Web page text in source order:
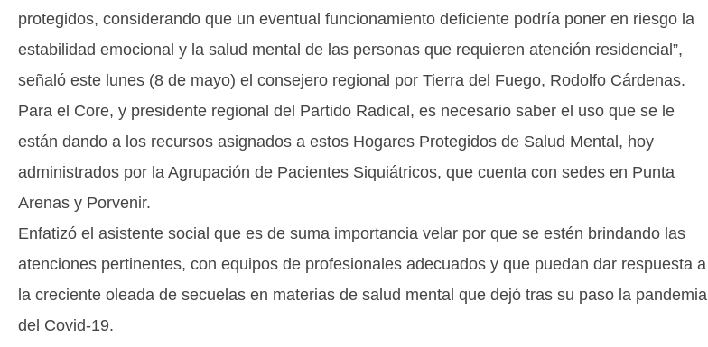
protegidos, considerando que un eventual funcionamiento deficiente podría poner en riesgo la
estabilidad emocional y la salud mental de las personas que requieren atención residencial”,
señaló este lunes (8 de mayo) el consejero regional por Tierra del Fuego, Rodolfo Cárdenas.
Para el Core, y presidente regional del Partido Radical, es necesario saber el uso que se le
están dando a los recursos asignados a estos Hogares Protegidos de Salud Mental, hoy
administrados por la Agrupación de Pacientes Siquiátricos, que cuenta con sedes en Punta
Arenas y Porvenir.
Enfatizó el asistente social que es de suma importancia velar por que se estén brindando las
atenciones pertinentes, con equipos de profesionales adecuados y que puedan dar respuesta a
la creciente oleada de secuelas en materias de salud mental que dejó tras su paso la pandemia
del Covid-19.